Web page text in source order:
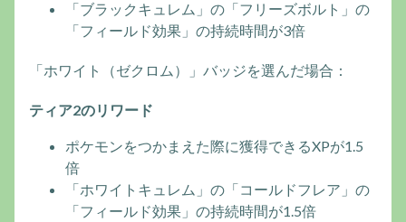
「ブラックキュレム」の「フリーズボルト」の
「フィールド効果」の持続時間が3倍
「ホワイト（ゼクロム）」バッジを選んだ場合：
ティア2のリワード
ポケモンをつかまえた際に獲得できるXPが1.5
倍
「ホワイトキュレム」の「コールドフレア」の
「フィールド効果」の持続時間が1.5倍